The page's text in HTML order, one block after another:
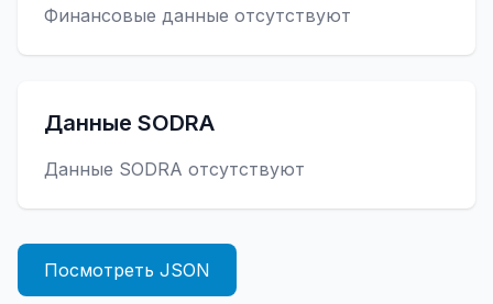
Финансовые данные отсутствуют
Данные SODRA
Данные SODRA отсутствуют
Посмотреть JSON